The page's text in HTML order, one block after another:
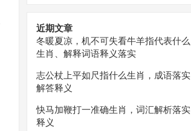
近期文章
冬暖夏凉，机不可失看牛羊指代表什么
生肖、解释词语释义落实
志公杖上平如尺指什么生肖，成语落实
解答释义
快马加鞭打一准确生肖，词汇解析落实
释义